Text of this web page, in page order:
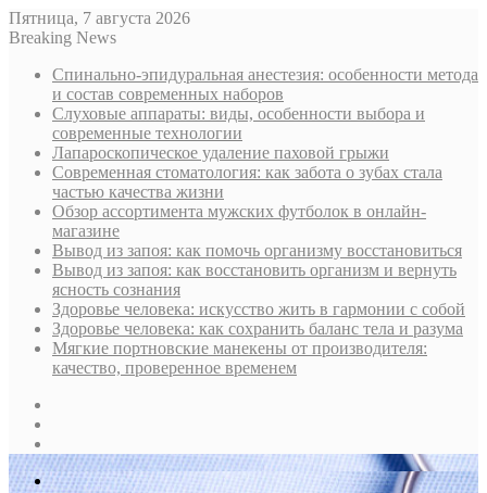
Пятница, 7 августа 2026
Breaking News
Спинально-эпидуральная анестезия: особенности метода
и состав современных наборов
Слуховые аппараты: виды, особенности выбора и
современные технологии
Лапароскопическое удаление паховой грыжи
Современная стоматология: как забота о зубах стала
частью качества жизни
Обзор ассортимента мужских футболок в онлайн-
магазине
Вывод из запоя: как помочь организму восстановиться
Вывод из запоя: как восстановить организм и вернуть
ясность сознания
Здоровье человека: искусство жить в гармонии с собой
Здоровье человека: как сохранить баланс тела и разума
Мягкие портновские манекены от производителя:
качество, проверенное временем
In
Меню